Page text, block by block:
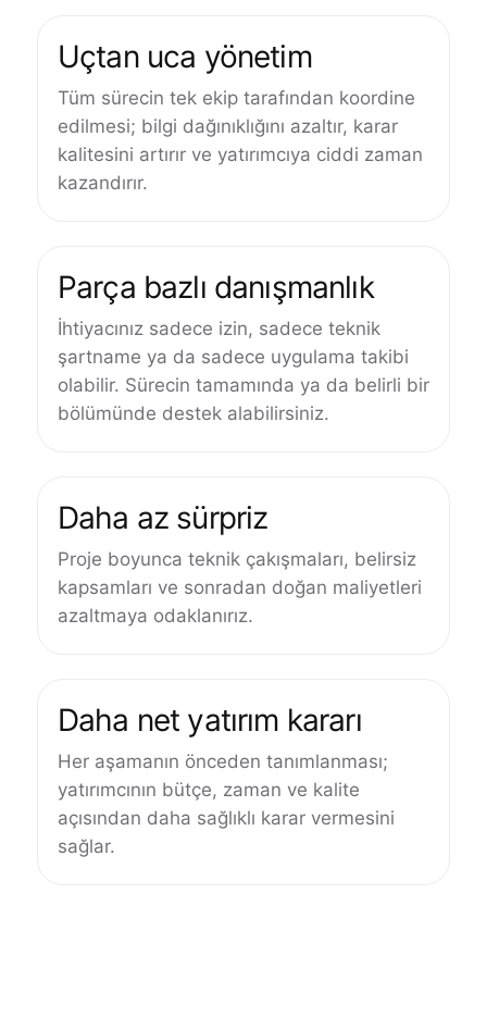
Uçtan uca yönetim
Tüm sürecin tek ekip tarafından koordine
edilmesi; bilgi dağınıklığını azaltır, karar
kalitesini artırır ve yatırımcıya ciddi zaman
kazandırır.
Parça bazlı danışmanlık
İhtiyacınız sadece izin, sadece teknik
şartname ya da sadece uygulama takibi
olabilir. Sürecin tamamında ya da belirli bir
bölümünde destek alabilirsiniz.
Daha az sürpriz
Proje boyunca teknik çakışmaları, belirsiz
kapsamları ve sonradan doğan maliyetleri
azaltmaya odaklanırız.
Daha net yatırım kararı
Her aşamanın önceden tanımlanması;
yatırımcının bütçe, zaman ve kalite
açısından daha sağlıklı karar vermesini
sağlar.